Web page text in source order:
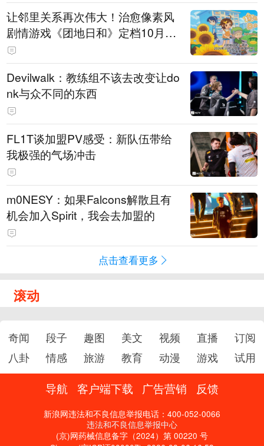
让邻里关系再次伟大！治愈像素风
剧情游戏《团地日和》定档10月30
日发售
Devilwalk：教练组不该去改变让do
nk与众不同的东西
FL1T谈加盟PV感受：新队伍带给
我极强的气场冲击
m0NESY：如果Falcons解散且有
机会加入Spirit，我会去加盟的
点击查看更多
滚动
奇闻 段子 趣图 美文 视频 直播
订阅
八卦
情感 旅游 教育 动漫 游戏 试用
导航 客户端下载 广告营销 反馈
新浪网违法和不良信息举报电话：400-052-0066
违法和不良信息举报中心
(京)网药械信息备字（2024）第 00220 号